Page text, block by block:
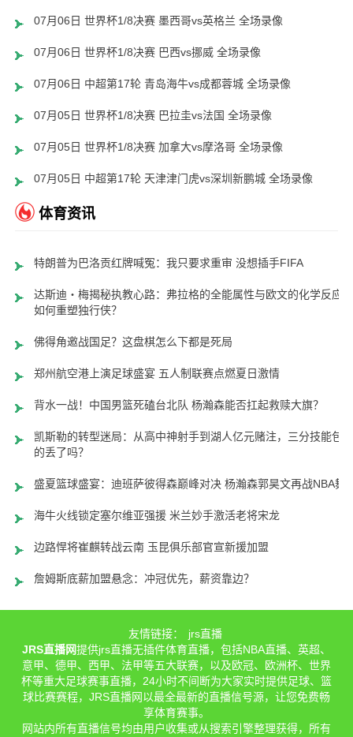
07月06日 世界杯1/8决赛 墨西哥vs英格兰 全场录像
07月06日 世界杯1/8决赛 巴西vs挪威 全场录像
07月06日 中超第17轮 青岛海牛vs成都蓉城 全场录像
07月05日 世界杯1/8决赛 巴拉圭vs法国 全场录像
07月05日 世界杯1/8决赛 加拿大vs摩洛哥 全场录像
07月05日 中超第17轮 天津津门虎vs深圳新鹏城 全场录像
体育资讯
特朗普为巴洛贡红牌喊冤：我只要求重审 没想插手FIFA
达斯迪・梅揭秘执教心路：弗拉格的全能属性与欧文的化学反应将
如何重塑独行侠？
佛得角邀战国足？这盘棋怎么下都是死局
郑州航空港上演足球盛宴 五人制联赛点燃夏日激情
背水一战！中国男篮死磕台北队 杨瀚森能否扛起救赎大旗？
凯斯勒的转型迷局：从高中神射手到湖人亿元赌注，三分技能包真
的丢了吗？
盛夏篮球盛宴：迪班萨彼得森巅峰对决 杨瀚森郭昊文再战NBA舞
海牛火线锁定塞尔维亚强援 米兰妙手激活老将宋龙
边路悍将崔麒转战云南 玉昆俱乐部官宣新援加盟
詹姆斯底薪加盟悬念：冲冠优先，薪资靠边？
友情链接：
jrs直播
JRS直播网提供jrs直播无插件体育直播，包括NBA直播、英超、
意甲、德甲、西甲、法甲等五大联赛，以及欧冠、欧洲杯、世界
杯等重大足球赛事直播，24小时不间断为大家实时提供足球、篮
球比赛赛程，JRS直播网以最全最新的直播信号源，让您免费畅
享体育赛事。
网站内所有直播信号均由用户收集或从搜索引擎整理获得，所有